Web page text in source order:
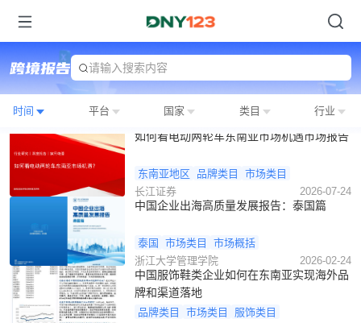
请输入搜索内容
时间 平台 国家 类目 行业
如何看电动两轮车东南亚市场机遇市场报告
东南亚地区 品牌类目
市场类目
长江证券
2026-07-24
中国企业出海高质量发展报告：泰国篇
泰国 市场类目
市场概括
浙江大学管理学院
2026-02-24
中国服饰鞋类企业如何在东南亚实现海外品
牌和渠道落地
品牌类目 市场类目
服饰类目